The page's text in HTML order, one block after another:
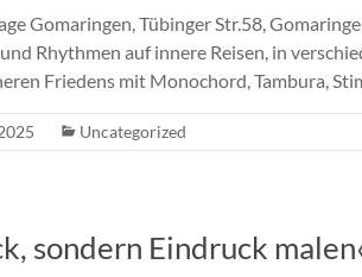
Gomaringen, Tübinger Str.58,
Rhythmen auf innere Reisen, in
Friedens mit Monochord, Tambura,
Uncategorized
sondern Eindruck